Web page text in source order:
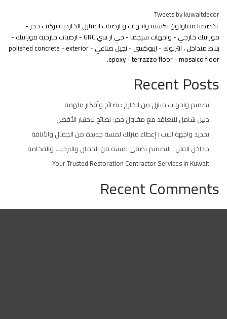
Tweets by kuwaitdecor
تخصصنا مقاولون تكسية واجهات و ارضيات المنازل الخارجية تركيب حجر -
موزاييك خارجي - واجهات سيجما - جي ار سي GRC - ارضيات خارجية موزاييك -
بلاط متداخل ، انترلوك - ايبوكسي - نجيل صناعي - polished concrete - exterior
epoxy - terrazzo floor - mosaico floor.
Recent Posts
تصميم واجهات منازل من الخارج : نصائح وأفكار ملهمة
دليل شامل للتعاقد مع مقاول حجر: نصائح لاختيار الأفضل
تجديد واجهة البيت : إعطاء منزلك لمسة جديدة من الجمال والأناقة
مداخل الفلل : التصميم يضفي لمسة من الجمال والترحيب والفخامة
Your Trusted Restoration Contractor Services in Kuwait
Recent Comments